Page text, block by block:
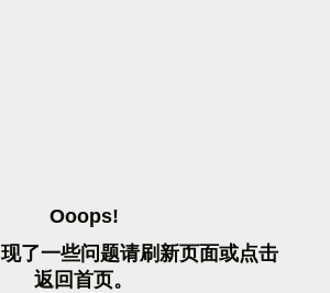
OOOPS!
现了一些问题请刷 新页面或点击
返 回首页。